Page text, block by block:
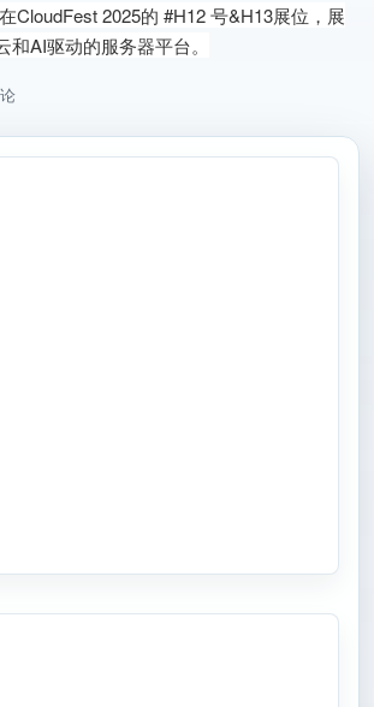
CloudFest 2025的 #H12 号&H13展位，展
AI驱动的服务器平台。
算：MiTAC 神雲科技亮相 CloudFest 2025展示